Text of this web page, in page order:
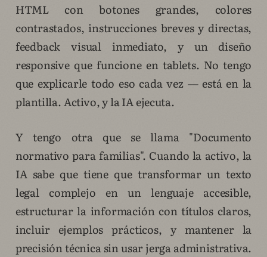
HTML con botones grandes, colores
contrastados, instrucciones breves y directas,
feedback visual inmediato, y un diseño
responsive que funcione en tablets. No tengo
que explicarle todo eso cada vez — está en la
plantilla. Activo, y la IA ejecuta.
Y tengo otra que se llama "Documento
normativo para familias". Cuando la activo, la
IA sabe que tiene que transformar un texto
legal complejo en un lenguaje accesible,
estructurar la información con títulos claros,
incluir ejemplos prácticos, y mantener la
precisión técnica sin usar jerga administrativa.